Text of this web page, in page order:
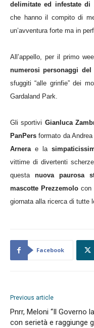
delimitate ed infestate di
che hanno il compito di
un’avventura forte ma in
All’appello, per il primo
numerosi personaggi
sfuggiti “alle grinfie” dei
Gardaland Park.
Gli sportivi Gianluca
PanPersformato da
Arnerae la
vittime di divertenti
questa nuova paurosa
mascotte Prezzemolo con
giornata alla ricerca di tutte
Facebook
Previous article
Pnrr, Meloni “Il Governo
con serietà e raggiunge